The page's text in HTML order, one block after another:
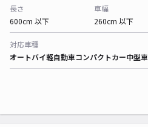
長さ
600cm 以下
車幅
260cm 以下
対応車種
オートバイ軽自動車コンパクトカー中型車